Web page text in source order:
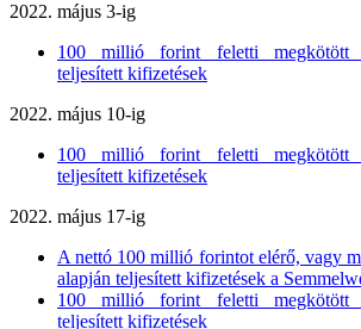
2022. május 3-ig
100 millió forint feletti megkötött
teljesített kifizetések
2022. május 10-ig
100 millió forint feletti megkötött
teljesített kifizetések
2022. május 17-ig
A nettó 100 millió forintot elérő, vagy
alapján teljesített kifizetések a
100 millió forint feletti megkötött
teljesített kifizetések